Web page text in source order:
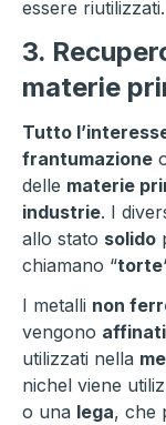
essere riutilizzati.
3.
materie
Tutto
frantumazione
delle materie
industrie. I
allo stato solido
chiamano “torte
I metalli non
vengono affinati
utilizzati nella
nichel viene
o una lega, che